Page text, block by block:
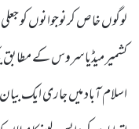
لوگوں خاص کرنوجوانوں کو
کشمیر میڈیا سروس کے